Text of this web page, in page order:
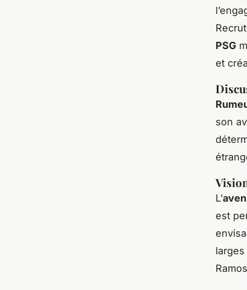
PSG
et
son
L’
est